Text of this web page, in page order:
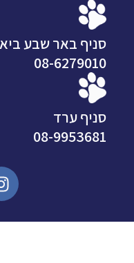
סניף באר שבע ביאליק
08-6279010
סניף ערד
08-9953681